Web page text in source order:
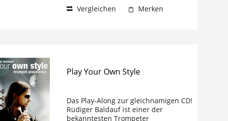
Vergleichen Merken
Play Your Own Style
Das Play-Along zur gleichnamigen CD!
Rüdiger Baldauf ist einer der
bekanntesten Trompeter